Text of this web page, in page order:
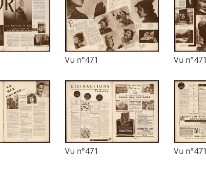
Vu n°471 Vu n°471
Vu n°471 Vu n°471